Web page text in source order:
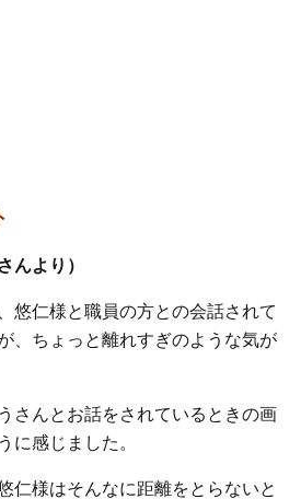
んより）
悠仁様と職員の方との会話されて
、ちょっと離れすぎのような気が
さんとお話をされているときの画
に感じました。
仁様はそんなに距離をとらないと